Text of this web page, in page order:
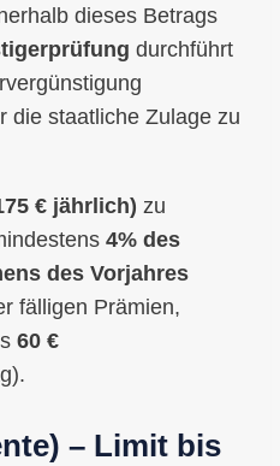
dieses Betrags
durchführt
die staatliche Zulage zu
€ jährlich) zu
4% des
des Vorjahres
fälligen Prämien,
60 €
– Limit bis